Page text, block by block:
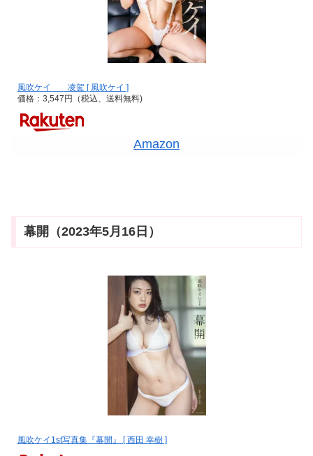
風吹ケイ 凌駕 [ 風吹ケイ ]
価格：3,547円（税込、送料無料)
Amazon
幕開（2023年5月16日）
風吹ケイ1st写真集『幕開』 [ 西田 幸樹 ]